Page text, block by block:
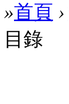
»首頁 ›
目錄